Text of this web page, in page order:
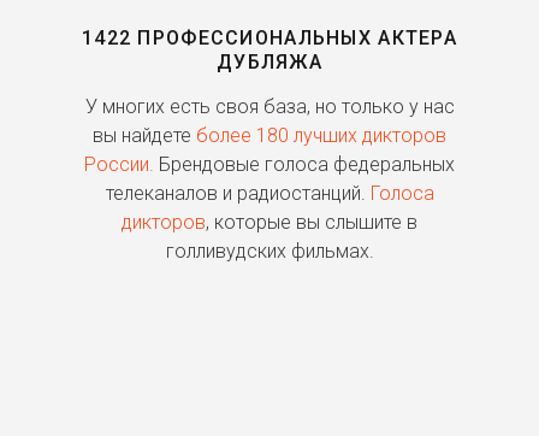
1422 ПРОФЕССИОНАЛЬНЫХ АКТЕРА
ДУБЛЯЖА
У многих есть своя база, но только у нас
вы найдете более 180 лучших дикторов
России. Брендовые голоса федеральных
телеканалов и радиостанций. Голоса
дикторов, которые вы слышите в
голливудских фильмах.